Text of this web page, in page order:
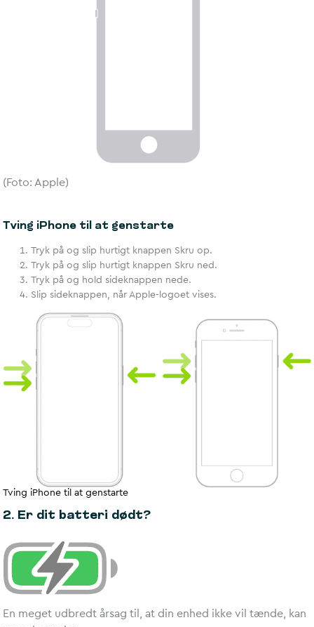
(Foto: Apple)
Tving iPhone til at genstarte
Tryk på og slip hurtigt knappen Skru op.
Tryk på og slip hurtigt knappen Skru ned.
Tryk på og hold sideknappen nede.
Slip sideknappen, når Apple-logoet vises.
Tving iPhone til at genstarte
2. Er dit batteri dødt?
En meget udbredt årsag til, at din enhed ikke vil tænde, kan